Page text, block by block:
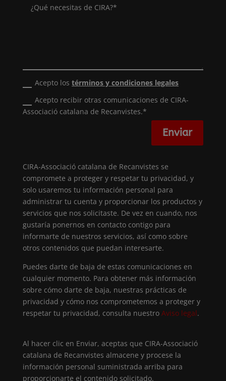
Acepto lostérminos y condiciones legales
Acepto recibir otras comunicaciones de CIRA-
Associació catalana de Recanvistes.*
Enviar
CIRA-Associació catalana de Recanvistes se
compromete a proteger y respetar tu privacidad, y
solo usaremos tu información personal para
administrar tu cuenta y proporcionar los productos y
servicios que nos solicitaste. De vez en cuando, nos
gustaría ponernos en contacto contigo para
informarte de nuestros servicios, así como sobre
otros contenidos que puedan interesarte.
Puedes darte de baja de estas comunicaciones en
cualquier momento. Para obtener más información
sobre cómo darte de baja, nuestras prácticas de
privacidad y cómo nos comprometemos a proteger y
respetar tu privacidad, consulta nuestro Aviso legal.
Al hacer clic en Enviar, aceptas que CIRA-Associació
catalana de Recanvistes almacene y procese la
información personal suministrada arriba para
proporcionarte el contenido solicitado.